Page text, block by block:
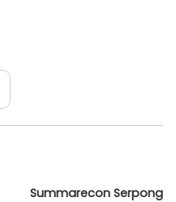
Summarecon Serpong